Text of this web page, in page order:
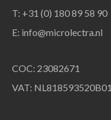
T: +31 (0) 180 89 58 90
E: info@microlectra.nl
COC: 23082671
VAT: NL818593520B01